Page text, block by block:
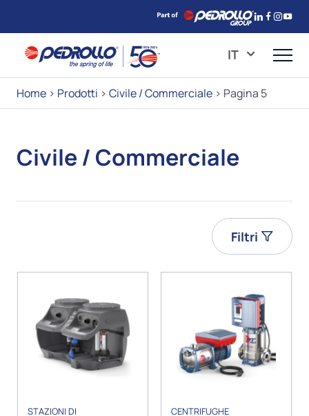
IT
Home > Prodotti > Civile / Commerciale > Pagina 5
Civile / Commerciale
Filtri
STAZIONI DI
CENTRIFUGHE